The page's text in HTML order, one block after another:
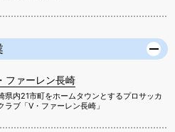
ファーレン長崎
県内21市町をホームタウンとするプロサッカ
ラブ「V・ファーレン長崎」